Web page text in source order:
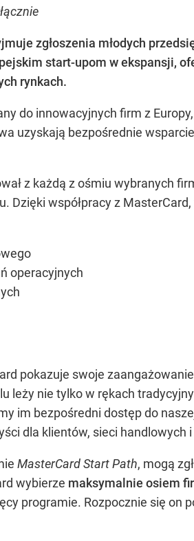
zgłoszenia młodych
start-upom w ekspansji,
rynkach.
do innowacyjnych firm z
uzyskają bezpośrednie
z każdą z ośmiu wybranych
Dzięki współpracy z
operacyjnych
pokazuje swoje
leży nie tylko w rękach
im bezpośredni dostęp do
dla klientów, sieci handlowych
MasterCard Start Path, mogą
wybierze maksymalnie osiem
programie. Rozpocznie się on